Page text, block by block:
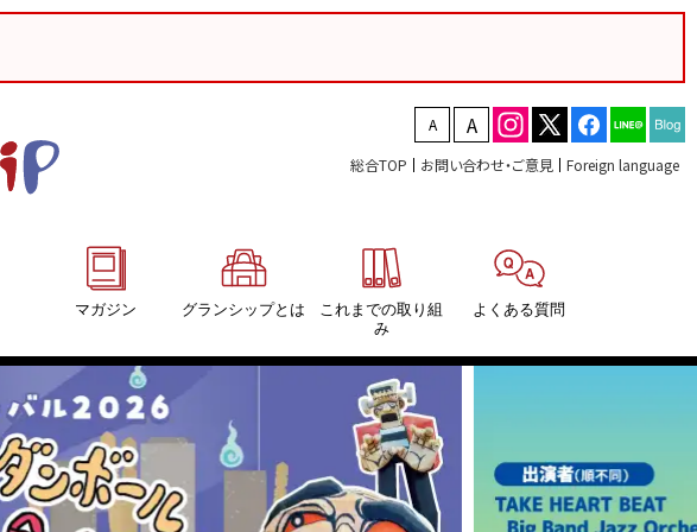
文字を縮小する
文字を拡大する
総合TOP お問い合わせ・ご意見 Foreign language
マガジン
グランシップマガジン
「GRANSHIP」
バックナンバー
グランシップとは
これまでの取り組
み
よくある質問